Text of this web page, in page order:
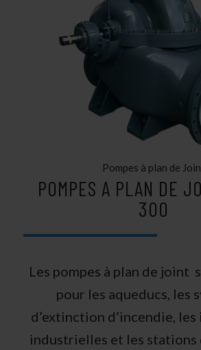
Pompes à plan de
POMPES A PLAN DE
300
Les pompes à plan de joint
pour les aqueducs, les
d’extinction d’incendie,
industrielles et les stations